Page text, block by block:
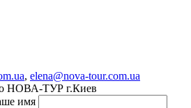
, elena@nova-tour.com.ua
НОВА-ТУР г.Киев
имя